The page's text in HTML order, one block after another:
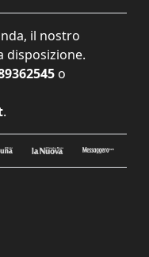
il nostro
disposizione.
o
.